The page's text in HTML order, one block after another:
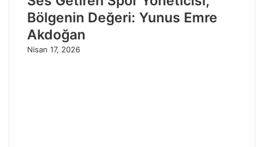
Bölgenin Değeri: Yunus Emre
Akdoğan
Nisan 17, 2026